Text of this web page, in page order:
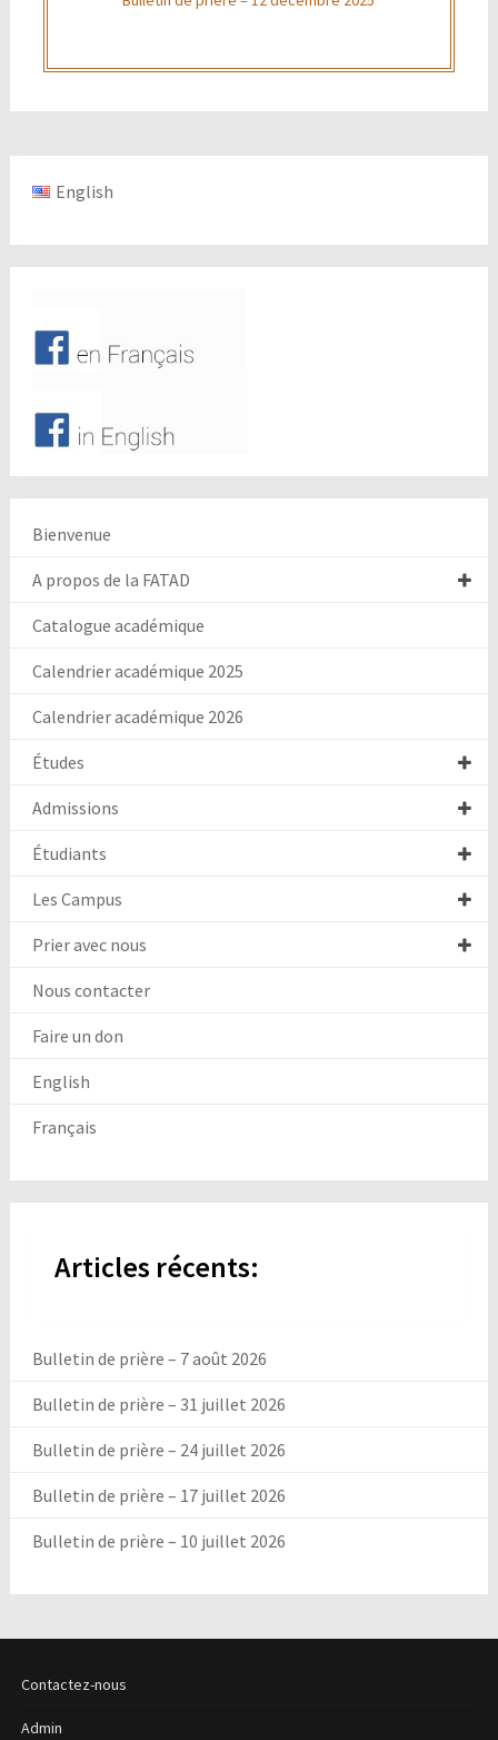
English
Bienvenue
A propos de la FATAD
Catalogue académique
Calendrier académique 2025
Calendrier académique 2026
Études
Admissions
Étudiants
Les Campus
Prier avec nous
Nous contacter
Faire un don
English
Français
Articles récents:
Bulletin de prière – 7 août 2026
Bulletin de prière – 31 juillet 2026
Bulletin de prière – 24 juillet 2026
Bulletin de prière – 17 juillet 2026
Bulletin de prière – 10 juillet 2026
Contactez-nous
Admin